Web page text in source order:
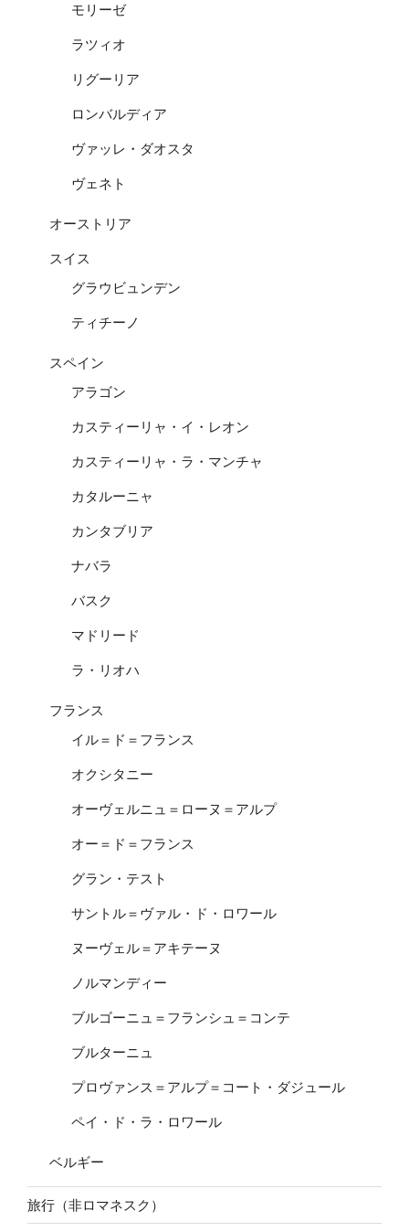
モリーゼ
ラツィオ
リグーリア
ロンバルディア
ヴァッレ・ダオスタ
ヴェネト
オーストリア
スイス
グラウビュンデン
ティチーノ
スペイン
アラゴン
カスティーリャ・イ・レオン
カスティーリャ・ラ・マンチャ
カタルーニャ
カンタブリア
ナバラ
バスク
マドリード
ラ・リオハ
フランス
イル＝ド＝フランス
オクシタニー
オーヴェルニュ＝ローヌ＝アルプ
オー＝ド＝フランス
グラン・テスト
サントル＝ヴァル・ド・ロワール
ヌーヴェル＝アキテーヌ
ノルマンディー
ブルゴーニュ＝フランシュ＝コンテ
ブルターニュ
プロヴァンス＝アルプ＝コート・ダジュール
ペイ・ド・ラ・ロワール
ベルギー
旅行（非ロマネスク）